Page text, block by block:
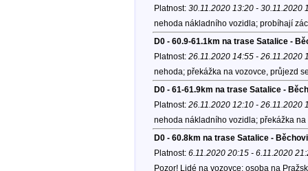
Platnost: 30.11.2020 13:20 - 30.11.2020
nehoda nákladního vozidla; probíhají
D0 - 60.9-61.1km na trase Satalice -
Platnost: 26.11.2020 14:55 - 26.11.2020
nehoda; překážka na vozovce, průjezd
D0 - 61-61.9km na trase Satalice -
Platnost: 26.11.2020 12:10 - 26.11.2020
nehoda nákladního vozidla; překážka
D0 - 60.8km na trase Satalice -
Platnost: 6.11.2020 20:15 - 6.11.2020
Pozor! Lidé na vozovce; osoba na